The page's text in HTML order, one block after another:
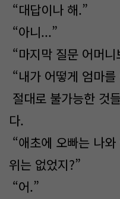
“대답이나 해.”
“아니...”
“마지막 질문 어머니
“내가 어떻게 엄마를
절대로 불가능한 것
다.
“애초에 오빠는 나
위는 없었지?”
“어.”